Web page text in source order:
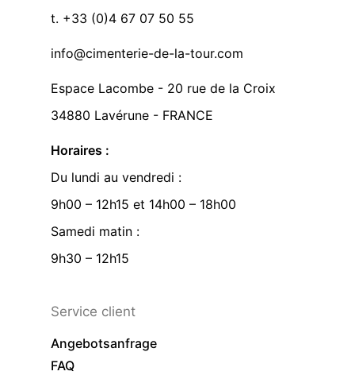
t. +33 (0)4 67 07 50 55
info@cimenterie-de-la-tour.com
Espace Lacombe - 20 rue de la Croix
34880 Lavérune - FRANCE
Horaires :
Du lundi au vendredi :
9h00 – 12h15 et 14h00 – 18h00
Samedi matin :
9h30 – 12h15
Service client
Angebotsanfrage
FAQ